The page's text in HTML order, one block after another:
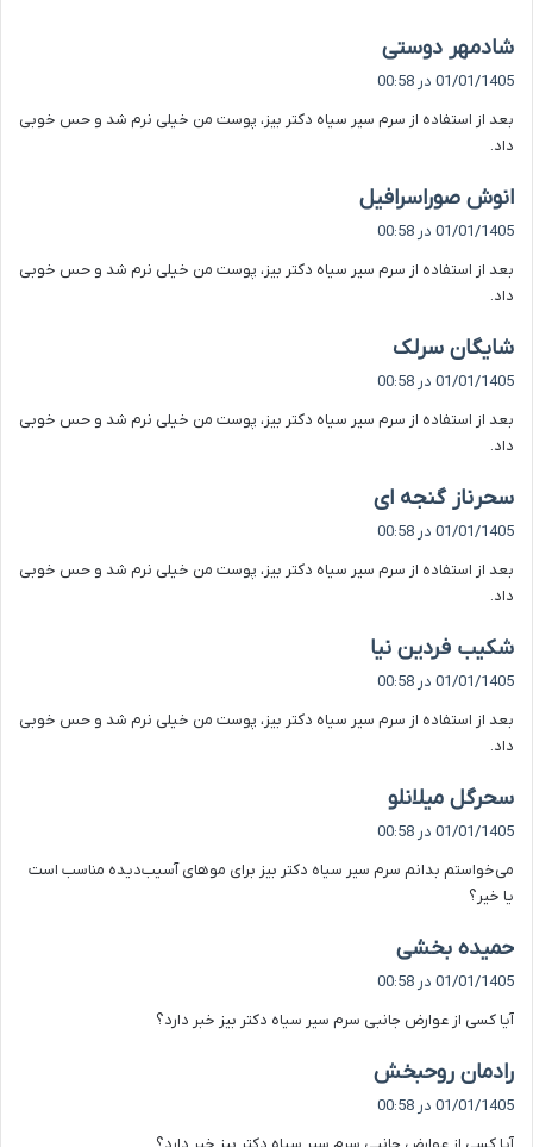
شادمهر دوستی
ف
:
01/01/1405 در 00:58
بعد از استفاده از سرم سیر سیاه دکتر بیز، پوست من خیلی نرم شد و حس خوبی
داد.
انوش صوراسرافیل
:
01/01/1405 در 00:58
بعد از استفاده از سرم سیر سیاه دکتر بیز، پوست من خیلی نرم شد و حس خوبی
داد.
شایگان سرلک
ف
:
01/01/1405 در 00:58
بعد از استفاده از سرم سیر سیاه دکتر بیز، پوست من خیلی نرم شد و حس خوبی
داد.
سحرناز گنجه ای
:
01/01/1405 در 00:58
بعد از استفاده از سرم سیر سیاه دکتر بیز، پوست من خیلی نرم شد و حس خوبی
داد.
شکیب فردین نیا
:
01/01/1405 در 00:58
بعد از استفاده از سرم سیر سیاه دکتر بیز، پوست من خیلی نرم شد و حس خوبی
داد.
سحرگل میلانلو
ف
:
01/01/1405 در 00:58
می‌خواستم بدانم سرم سیر سیاه دکتر بیز برای موهای آسیب‌دیده مناسب است
یا خیر؟
حمیده بخشی
ف
:
01/01/1405 در 00:58
آیا کسی از عوارض جانبی سرم سیر سیاه دکتر بیز خبر دارد؟
رادمان روحبخش
01/01/1405 در 00:58